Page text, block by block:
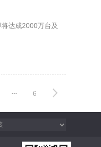
达成2000万台及
6